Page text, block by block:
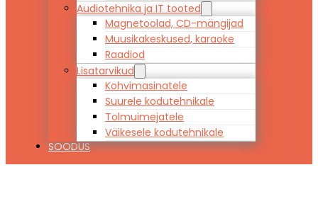
Audiotehnika ja IT tooted
Magnetoolad, CD-mängijad
Muusikakeskused, karaoke
Raadiod
Lisatarvikud
Kohvimasinatele
Suurele kodutehnikale
Tolmuimejatele
Väikesele kodutehnikale
SOODUS